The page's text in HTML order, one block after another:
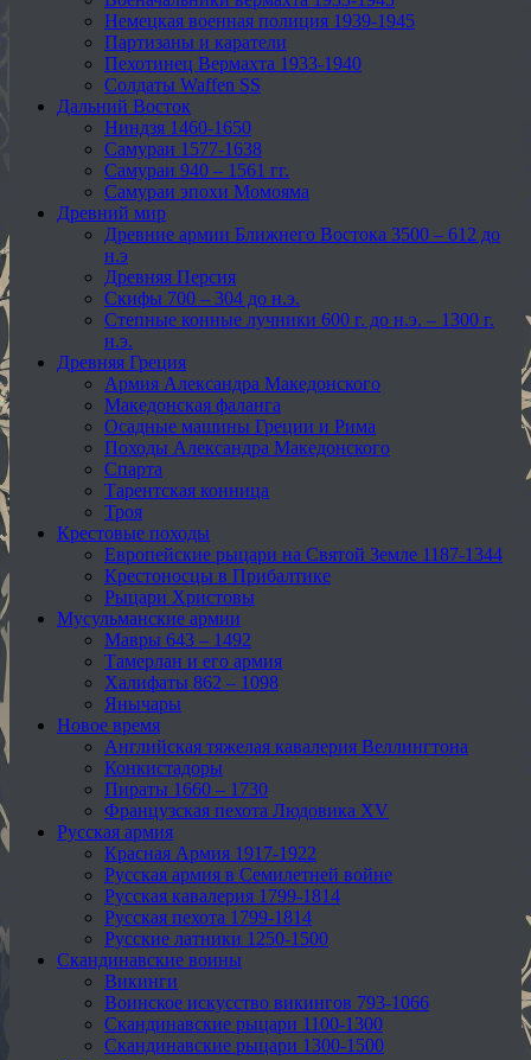
Немецкая военная полиция 1939-1945
Партизаны и каратели
Пехотинец Вермахта 1933-1940
Солдаты Waffen SS
Дальний Восток
Ниндзя 1460-1650
Самураи 1577-1638
Самураи 940 – 1561 гг.
Самураи эпохи Момояма
Древний мир
Древние армии Ближнего Востока 3500 – 612 до
н.э
Древняя Персия
Скифы 700 – 304 до н.э.
Степные конные лучники 600 г. до н.э. – 1300 г.
н.э.
Древняя Греция
Армия Александра Македонского
Македонская фаланга
Осадные машины Греции и Рима
Походы Александра Македонского
Спарта
Тарентская конница
Троя
Крестовые походы
Европейские рыцари на Святой Земле 1187-1344
Крестоносцы в Прибалтике
Рыцари Христовы
Мусульманские армии
Мавры 643 – 1492
Тамерлан и его армия
Халифаты 862 – 1098
Янычары
Новое время
Английская тяжелая кавалерия Веллингтона
Конкистадоры
Пираты 1660 – 1730
Французская пехота Людовика XV
Русская армия
Красная Армия 1917-1922
Русская армия в Семилетней войне
Русская кавалерия 1799-1814
Русская пехота 1799-1814
Русские латники 1250-1500
Скандинавские воины
Викинги
Воинское искусство викингов 793-1066
Скандинавские рыцари 1100-1300
Скандинавские рыцари 1300-1500